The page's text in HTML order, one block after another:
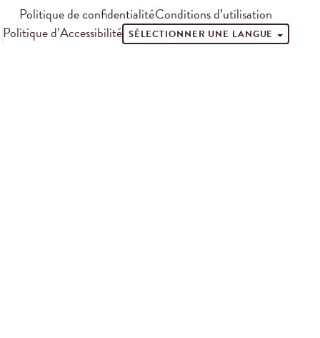
Politique de confidentialitéConditions d’utilisation
Politique d’Accessibilité SÉLECTIONNER UNE LANGUE